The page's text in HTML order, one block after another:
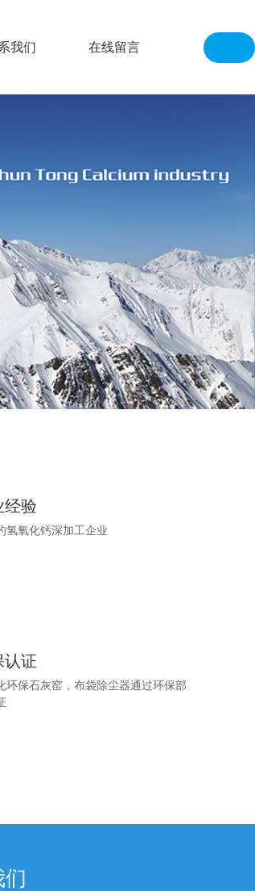
我们 在线留言
经验
氢氧化钙深加工企业
认证
环保石灰窑，布袋除尘器通过环保部
们